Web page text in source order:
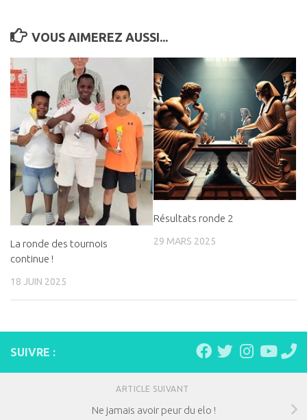
VOUS AIMEREZ AUSSI...
La ronde des tournois
continue !
18 JUIN 2025
Résultats ronde 2
29 MARS 2025
SUIVRE :
ARTICLE SUIVANT
Ne jamais avoir peur du elo !